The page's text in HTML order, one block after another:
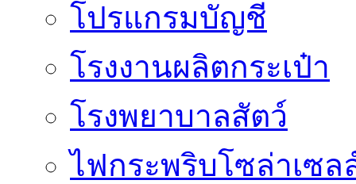
โปรแกรมบัญชี
โรงงานผลิตกระเป๋า
โรงพยาบาลสัตว์
ไฟกระพริบโซล่าเซล